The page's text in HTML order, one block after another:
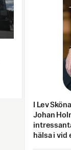
I Lev
Johan
hälsa i